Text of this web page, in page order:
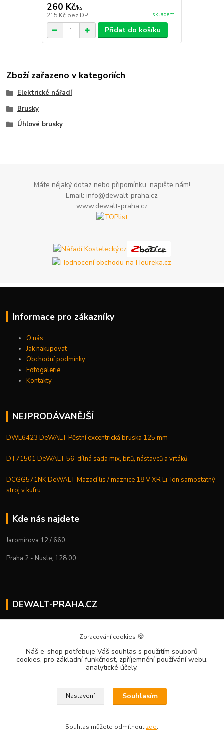
260 Kč/ks
215 Kč bez DPH skladem
Přidat do košíku
Zboží zařazeno v kategoriích
Elektrické nářadí
Brusky
Úhlové brusky
Máte nějaký dotaz nebo připomínku, napište nám!
Email: info@dewalt-praha.cz
www.dewalt-praha.cz
Informace pro zákazníky
O nás
Jak nakupovat
Obchodní podmínky
Fotogalerie
Kontakty
NEJPRODÁVANĚJŠÍ
DWE6423 DeWALT Pěstní excentrická bruska 125 mm
DT71501 DeWALT 56-dílná sada mix, bitů, nástavců a vrtáků
DCGG571NK DeWALT Mazací lis / maznice 18 V XR Li-Ion samostatný
stroj v kufru
Kde nás najdete
Jaromírova 12 / 660
Praha 2 - Nusle, 128 00
DEWALT-PRAHA.CZ
+420 224 936 535
info@dewalt-praha.cz
Zpracování cookies 🍪
Náš e-shop potřebuje Váš souhlas s použitím souborů
cookies, pro základní funkčnost, zpříjemnění používání webu,
analytické účely.
Nastavení Souhlasím
Souhlas můžete odmítnout zde.